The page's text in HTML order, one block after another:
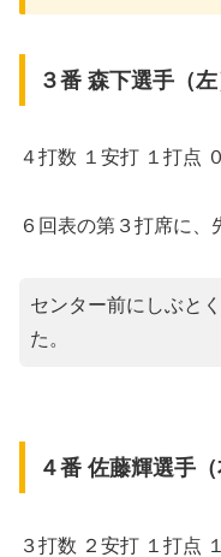
３番 森下選手（左
４打数 １安打 １打点
６回表の第３打席に、
センター前にしぶと
た。
４番 佐藤輝選手（
３打数 ２安打 １打点